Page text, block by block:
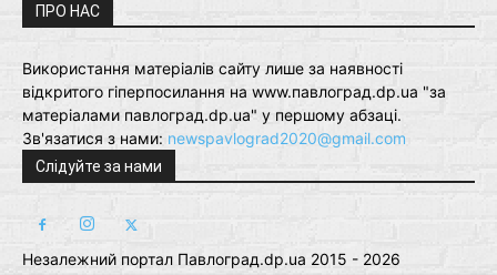
ПРО НАС
Використання матеріалів сайту лише за наявності
відкритого гіперпосилання на www.павлоград.dp.ua "за
матеріалами павлоград.dp.ua" у першому абзаці.
Зв'язатися з нами: newspavlograd2020@gmail.com
Слідуйте за нами
Незалежний портал Павлоград.dp.ua 2015 - 2026